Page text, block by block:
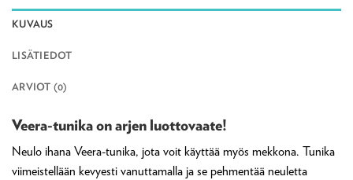
KUVAUS
LISÄTIEDOT
ARVIOT (0)
Veera-tunika on arjen luottovaate!
Neulo ihana Veera-tunika, jota voit käyttää myös mekkona. Tunika
viimeistellään kevyesti vanuttamalla ja se pehmentää neuletta